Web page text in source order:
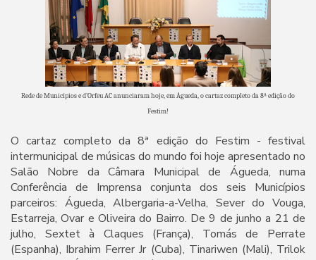
Rede de Municípios e d’Orfeu AC anunciaram hoje, em Águeda, o cartaz completo da 8ª edição do
Festim!
O cartaz completo da 8ª edição do Festim - festival
intermunicipal de músicas do mundo foi hoje apresentado no
Salão Nobre da Câmara Municipal de Águeda, numa
Conferência de Imprensa conjunta dos seis Municípios
parceiros: Águeda, Albergaria-a-Velha, Sever do Vouga,
Estarreja, Ovar e Oliveira do Bairro. De 9 de junho a 21 de
julho, Sextet à Claques (França), Tomás de Perrate
(Espanha), Ibrahim Ferrer Jr (Cuba), Tinariwen (Mali), Trilok